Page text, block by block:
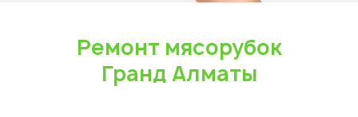
Ремонт мясорубок
Гранд Алматы